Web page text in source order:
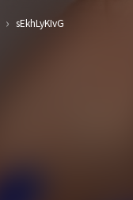
› sEkhLyKIvG